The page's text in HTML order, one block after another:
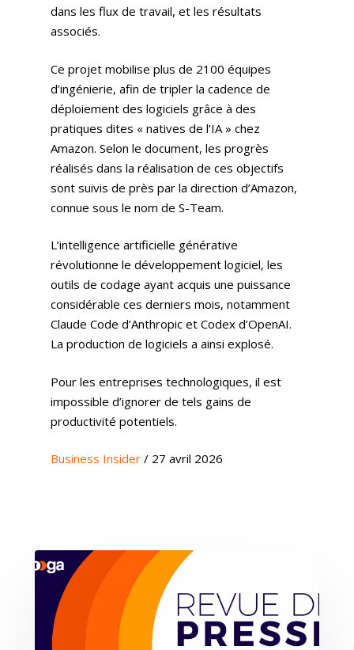
dans les flux de travail, et les résultats
associés.
Ce projet mobilise plus de 2100 équipes
d’ingénierie, afin de tripler la cadence de
déploiement des logiciels grâce à des
pratiques dites « natives de l’IA » chez
Amazon. Selon le document, les progrès
réalisés dans la réalisation de ces objectifs
sont suivis de près par la direction d’Amazon,
connue sous le nom de S-Team.
L’intelligence artificielle générative
révolutionne le développement logiciel, les
outils de codage ayant acquis une puissance
considérable ces derniers mois, notamment
Claude Code d’Anthropic et Codex d’OpenAI.
La production de logiciels a ainsi explosé.
Pour les entreprises technologiques, il est
impossible d’ignorer de tels gains de
productivité potentiels.
Business Insider / 27 avril 2026